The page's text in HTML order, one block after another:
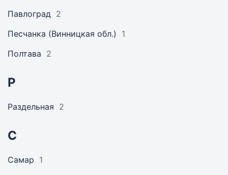
Павлоград 2
Песчанка (Винницкая обл.)
1
Полтава 2
Р
Раздельная 2
С
Самар 1